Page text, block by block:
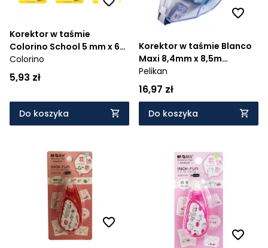
Korektor w taśmie
Colorino School 5 mm x 6m
- mix kolorów
Colorino
5,93 zł
Do koszyka
Korektor w taśmie Blanco
Maxi 8,4mm x 8,5m
(344887)
Pelikan
16,97 zł
Do koszyka